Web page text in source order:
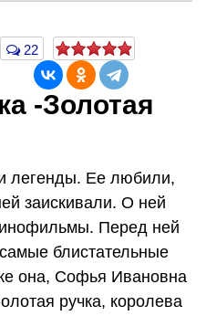
22
-Золотая
легенды. Ее любили,
заискивали. О ней
Перед ней
блистательные
она, Софья Ивановна
ручка, королева